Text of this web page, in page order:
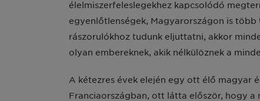
élelmiszerfeleslegekhez kapcsolódó
egyenlőtlenségek, Magyarországon is
rászorulókhoz tudunk eljuttatni, akkor
olyan embereknek, akik nélkülöznek a
A kétezres évek elején egy ott élő magyar
Franciaországban, ott látta először, hogy a